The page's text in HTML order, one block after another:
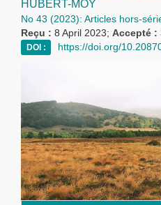
HUBERT-MOY
No 43 (2023): Articles hors-
Reçu : 8 April 2023; Accepté :
DOI : https://doi.org/